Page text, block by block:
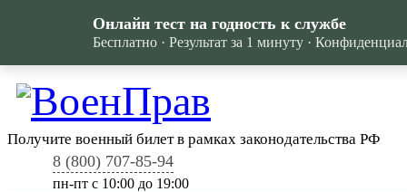
Получите военный билет в рамках законодательства РФ
8 (800) 707-85-94
пн-пт c 10:00 до 19:00
Онлайн тест на годность к службе
Бесплатно · Результат за 1 минуту ·